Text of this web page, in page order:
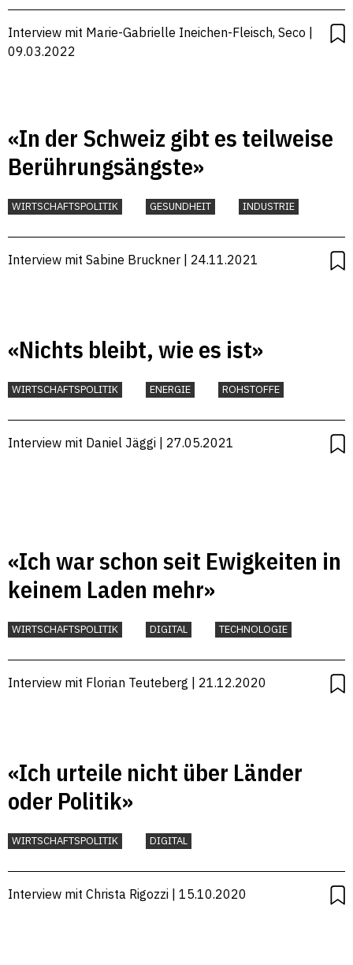
Interview mit Marie-Gabrielle Ineichen-Fleisch, Seco |
09.03.2022
«In der Schweiz gibt es teilweise
Berührungsängste»
WIRTSCHAFTSPOLITIK GESUNDHEIT INDUSTRIE
Interview mit Sabine Bruckner | 24.11.2021
«Nichts bleibt, wie es ist»
WIRTSCHAFTSPOLITIK ENERGIE ROHSTOFFE
Interview mit Daniel Jäggi | 27.05.2021
«Ich war schon seit Ewigkeiten in
keinem Laden mehr»
WIRTSCHAFTSPOLITIK DIGITAL TECHNOLOGIE
Interview mit Florian Teuteberg | 21.12.2020
«Ich urteile nicht über Länder
oder Politik»
WIRTSCHAFTSPOLITIK DIGITAL
Interview mit Christa Rigozzi | 15.10.2020